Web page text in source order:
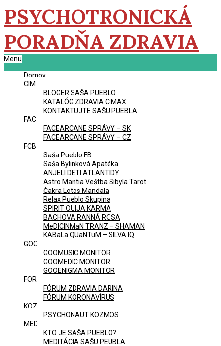
Skip
to
content
PSYCHOTRONICKÁ
PORADŇA ZDRAVIA
Primary
Menu
Domov
CIM
BLOGER SAŠA PUEBLO
KATALÓG ZDRAVIA CIMAX
KONTAKTUJTE SAŠU PUEBLA
FAC
FACEARCANE SPRÁVY – SK
FACEARCANE SPRÁVY – CZ
FCB
Saša Pueblo FB
Saša Bylinková Apatéka
ANJELI DETI ATLANTIDY
Astro Mantia Veštba Sibyla Tarot
Čakra Lotos Mandala
Relax Pueblo Skupina
SPIRIT OUIJA KARMA
BACHOVA RANNÁ ROSA
MeDICINMaN TRANZ – SHAMAN
KABaLa QUaNTuM – SILVA IQ
GOO
GOOMUSIC MONITOR
GOOMEDIC MONITOR
GOOENIGMA MONITOR
FOR
FÓRUM ZDRAVIA DARINA
FÓRUM KORONAVÍRUS
KOZ
PSYCHONAUT KOZMOS
MED
KTO JE SAŠA PUEBLO?
MEDITÁCIA SAŠU PEUBLA